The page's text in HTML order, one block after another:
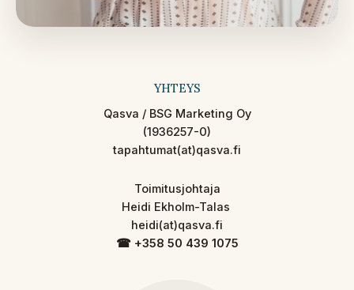
YHTEYS
Qasva / BSG Marketing Oy
(1936257-0)
tapahtumat(at)qasva.fi
Toimitusjohtaja
Heidi Ekholm-Talas
heidi(at)qasva.fi
☎︎ +358 50 439 1075